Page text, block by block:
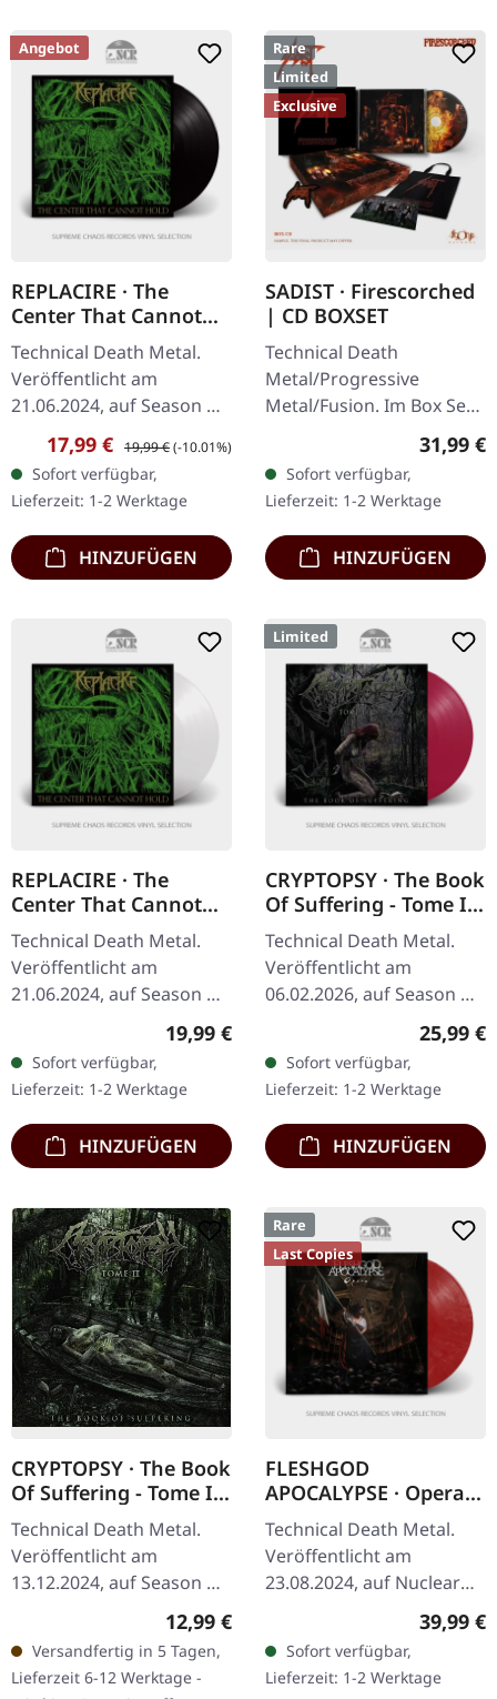
Angebot
REPLACIRE · The
Center That Cannot
Hold | BLACK LP
Technical Death Metal.
Veröffentlicht am
21.06.2024, auf Season Of
Mist. Schwarzes Vinyl im
Gatefold-Cover. Replacire
liefert mit "The Center
That…
Verkaufspreis:
17,99 € Regulärer Preis:
19,99 €(-10.01%)
Sofort verfügbar,
Lieferzeit: 1-2 Werktage
HINZUFÜGEN
Rare
Limited
Exclusive
SADIST · Firescorched
| CD BOXSET
Technical Death
Metal/Progressive
Metal/Fusion. Im Box Set,
20.05.2022, auf Agonia
Records. Limitierte CD
Box Set mit Schuber,…
31,99 €
Sofort verfügbar,
Lieferzeit: 1-2 Werktage
HINZUFÜGEN
REPLACIRE · The
Center That Cannot
Hold | CRYSTAL CLEAR
LP
Technical Death Metal.
Veröffentlicht am
21.06.2024, auf Season Of
Mist. Kristallklares Vinyl.
Standard-Cover. Gatefold-
Cover. Es gibt Alben, die…
Regulärer Preis:
19,99 €
Sofort verfügbar,
Lieferzeit: 1-2 Werktage
HINZUFÜGEN
Limited
CRYPTOPSY · The Book
Of Suffering - Tome I +
II | TRANSPARENT
VIOLET LP
Technical Death Metal.
Veröffentlicht am
06.02.2026, auf Season Of
Mist. Transparentes
Standard-Cover mit 4-
seitigem Insert.…
25,99 €
Sofort verfügbar,
Lieferzeit: 1-2 Werktage
HINZUFÜGEN
CRYPTOPSY · The Book
Of Suffering - Tome II
| CD
Technical Death Metal.
Veröffentlicht am
13.12.2024, auf Season Of
Mist. CD im Jewelcase mit
8-seitigem Booklet. Seit
über dreißig Jahren ist…
Regulärer Preis:
12,99 €
Versandfertig in 5 Tagen,
Lieferzeit 6-12 Werktage -
Rare
Last Copies
FLESHGOD
APOCALYPSE · Opera |
RED MARBLED LP
Technical Death Metal.
Veröffentlicht am
23.08.2024, auf Nuclear
marmoriertes Vinyl im
Standard-Cover mit
Insert. "Opera" von…
39,99 €
Sofort verfügbar,
Lieferzeit: 1-2 Werktage